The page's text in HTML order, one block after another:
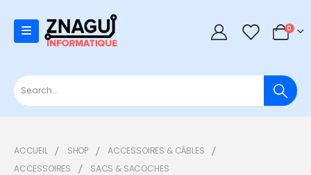
0 0
ACCUEIL SHOP
ACCESSOIRES & CÂBLES
ACCESSOIRES
SACS & SACOCHES